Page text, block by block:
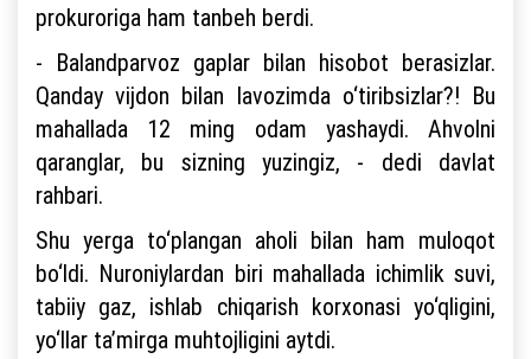
prokuroriga ham tanbeh berdi.
- Balandparvoz gaplar bilan hisobot berasizlar.
Qanday vijdon bilan lavozimda o‘tiribsizlar?! Bu
mahallada 12 ming odam yashaydi. Ahvolni
qaranglar, bu sizning yuzingiz, - dedi davlat
rahbari.
Shu yerga to‘plangan aholi bilan ham muloqot
bo‘ldi. Nuroniylardan biri mahallada ichimlik suvi,
tabiiy gaz, ishlab chiqarish korxonasi yo‘qligini,
yo‘llar ta’mirga muhtojligini aytdi.